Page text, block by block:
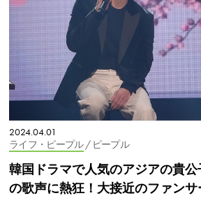
2024.04.01
ライフ・ピープル/ ピープル
韓国ドラマで人気のアジアの貴
の歌声に熱狂！大接近のファン